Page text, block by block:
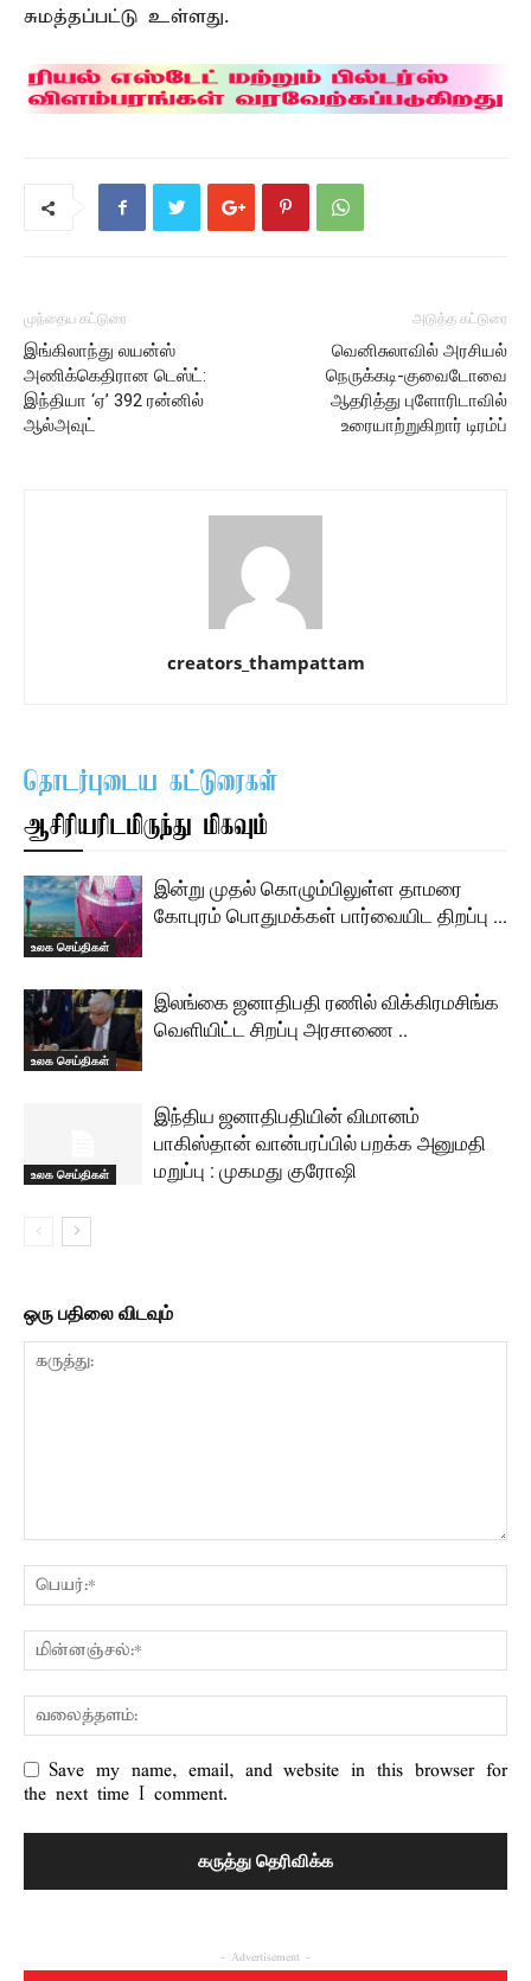
சுமத்தப்பட்டு உள்ளது.
முந்தைய கட்டுரை
இங்கிலாந்து லயன்ஸ்
அணிக்கெதிரான டெஸ்ட்:
இந்தியா ‘ஏ’ 392 ரன்னில்
ஆல்அவுட்
அடுத்த கட்டுரை
வெனிசுலாவில் அரசியல்
நெருக்கடி-குவைடோவை
ஆதரித்து புளோரிடாவில்
உரையாற்றுகிறார் டிரம்ப்
creators_thampattam
தொடர்புடைய கட்டுரைகள்
ஆசிரியரிடமிருந்து மிகவும்
உலக செய்திகள்
இன்று முதல் கொழும்பிலுள்ள தாமரை
கோபுரம் பொதுமக்கள் பார்வையிட திறப்பு …
உலக செய்திகள்
இலங்கை ஜனாதிபதி ரணில் விக்கிரமசிங்க
வெளியிட்ட சிறப்பு அரசாணை ..
உலக செய்திகள்
இந்திய ஜனாதிபதியின் விமானம்
பாகிஸ்தான் வான்பரப்பில் பறக்க அனுமதி
மறுப்பு : முகமது குரோஷி
ஒரு பதிலை விடவும்
Save my name, email, and website in this browser for
the next time I comment.
- Advertisement -